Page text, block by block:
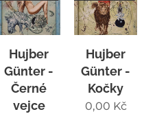
Hujber
Günter -
Černé
vejce
Hujber
Günter -
Kočky
0,00 Kč